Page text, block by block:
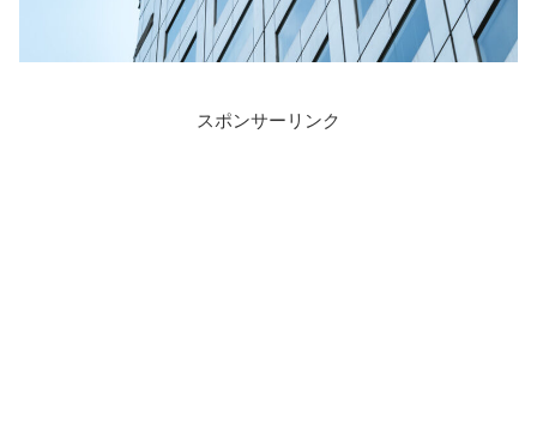
スポンサーリンク